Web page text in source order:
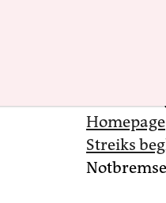
Mehr
Homepage
Streiks